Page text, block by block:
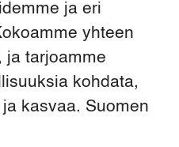
ja eri
yhteen
ja tarjoamme
kohdata,
kasvaa. Suomen